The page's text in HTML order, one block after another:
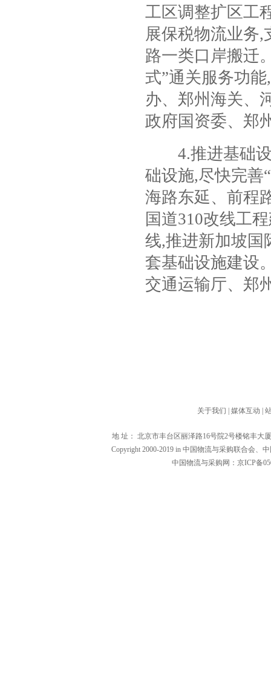
工区调整扩区工
展保税物流业务,
路一类口岸搬迁
式”通关服务功能,
办、郑州海关、
政府国资委、郑
4.推进基础
础设施,尽快完善
海路东延、前程
国道310改线工
线,推进新加坡国
套基础设施建设
交通运输厅、郑
关于我们 媒体互动
地 址： 北京市丰台区丽泽路16号院2号楼铭丰大厦
Copyright 2000-2019 in 中国物流与采购联合会、
中国物流与采购网：京ICP备